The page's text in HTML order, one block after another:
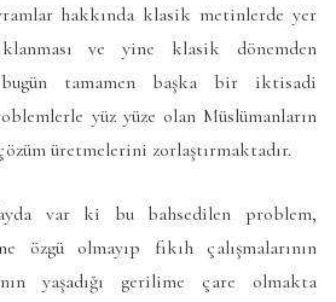
hakkında klasik metinlerde yer
ve yine klasik dönemden
tamamen başka bir iktisadi
yüz yüze olan Müslümanların
üretmelerini zorlaştırmaktadır.
var ki bu bahsedilen problem,
özgü olmayıp fıkıh çalışmalarının
yaşadığı gerilime çare olmakta